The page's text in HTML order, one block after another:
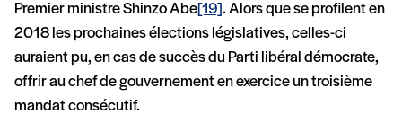
Premier ministre Shinzo Abe[19]. Alors que se profilent en
2018 les prochaines élections législatives, celles-ci
auraient pu, en cas de succès du Parti libéral démocrate,
offrir au chef de gouvernement en exercice un troisième
mandat consécutif.